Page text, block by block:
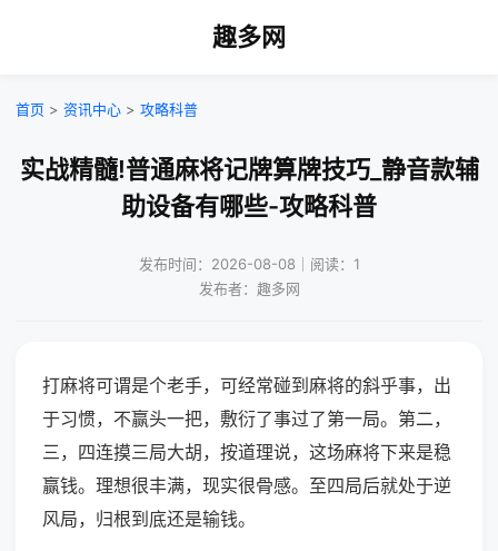
趣多网
首页 > 资讯中心 > 攻略科普
实战精髓!普通麻将记牌算牌技巧_静音款辅
助设备有哪些-攻略科普
发布时间：2026-08-08｜阅读：1
发布者：趣多网
打麻将可谓是个老手，可经常碰到麻将的斜乎事，出
于习惯，不赢头一把，敷衍了事过了第一局。第二，
三，四连摸三局大胡，按道理说，这场麻将下来是稳
赢钱。理想很丰满，现实很骨感。至四局后就处于逆
风局，归根到底还是输钱。